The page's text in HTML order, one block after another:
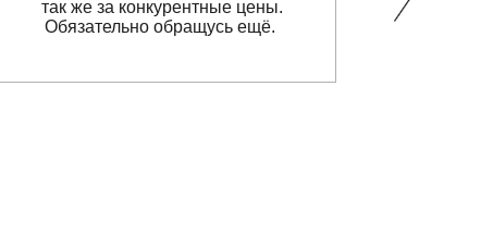
так же за конкурентные цены.
Обязательно обращусь ещё.